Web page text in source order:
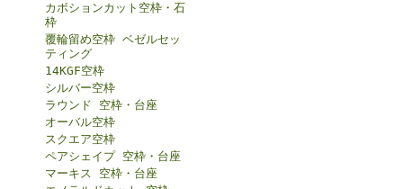
カボションカット空枠・石
枠
覆輪留め空枠 ベゼルセッ
ティング
14KGF空枠
シルバー空枠
ラウンド 空枠・台座
オーバル空枠
スクエア空枠
ペアシェイプ 空枠・台座
マーキス 空枠・台座